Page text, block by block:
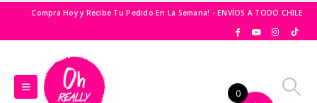
Compra Hoy y Recibe Tu Pedido En La Semana! - ENVÍOS A TODO CHILE
0